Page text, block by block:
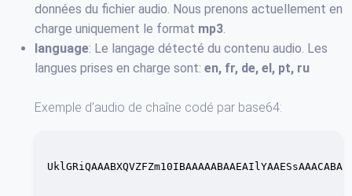
données du fichier audio. Nous prenons actuellement en
charge uniquement le format mp3
language: Le langage détecté du contenu audio. Les
langues prises en charge sont: en, fr, de, el, pt, ru
Exemple d'audio de chaîne codé par base64: